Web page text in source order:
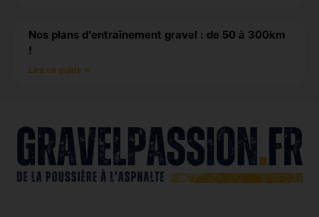
Nos plans d’entraînement gravel : de 50 à 300km
!
Lire ce guide »